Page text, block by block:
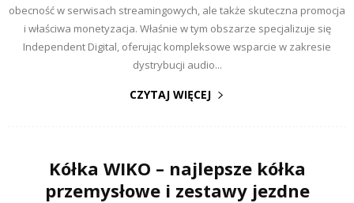
obecność w serwisach streamingowych, ale także skuteczna promocja
i właściwa monetyzacja. Właśnie w tym obszarze specjalizuje się
Independent Digital, oferując kompleksowe wsparcie w zakresie
dystrybucji audio...
CZYTAJ WIĘCEJ
Kółka WIKO – najlepsze kółka
przemysłowe i zestawy jezdne